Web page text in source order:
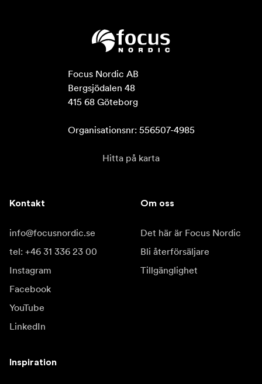
Focus Nordic AB
Bergsjödalen 48
415 68 Göteborg
Organisationsnr: 556507-4985
Hitta på karta
Kontakt
info@focusnordic.se
tel: +46 31 336 23 00
Instagram
Facebook
YouTube
LinkedIn
Om oss
Det här är Focus Nordic
Bli återförsäljare
Tillgänglighet
Inspiration